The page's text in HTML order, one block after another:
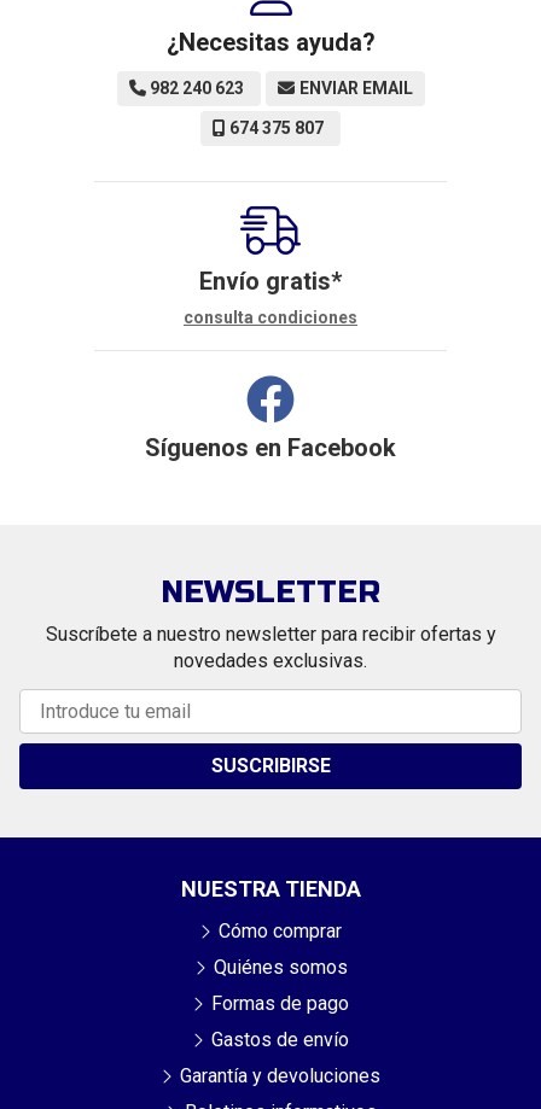
¿Necesitas ayuda?
982 240 623 ENVIAR EMAIL
674 375 807
Envío gratis*
consulta condiciones
Síguenos en Facebook
NEWSLETTER
Suscríbete a nuestro newsletter para recibir ofertas y
novedades exclusivas.
SUSCRIBIRSE
NUESTRA TIENDA
Cómo comprar
Quiénes somos
Formas de pago
Gastos de envío
Garantía y devoluciones